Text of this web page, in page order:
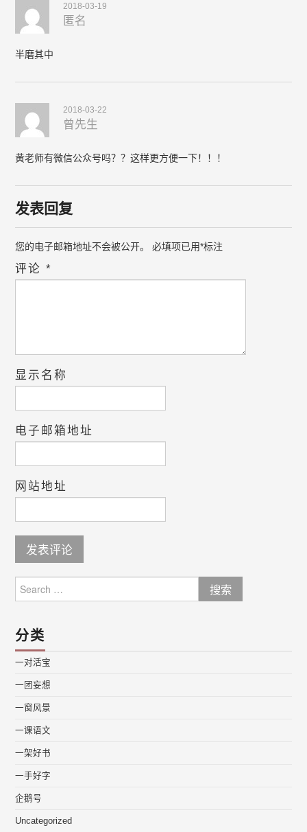
2018-03-19
匿名
半磨其中
2018-03-22
曾先生
黄老师有微信公众号吗？？这样更方便一下！！！
发表回复
您的电子邮箱地址不会被公开。 必填项已用*标注
评论*
显示名称
电子邮箱地址
网站地址
for:
分类
一对活宝
一团妄想
一窗风景
一课语文
一架好书
一手好字
企鹅号
Uncategorized